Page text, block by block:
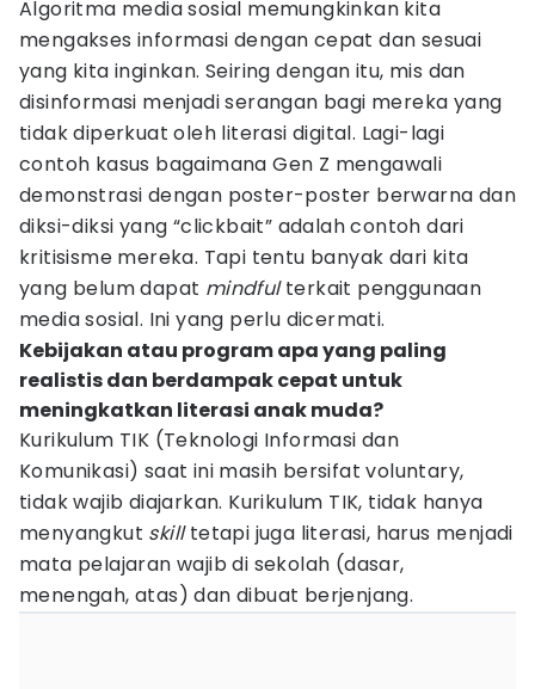
Algoritma media sosial memungkinkan kita
mengakses informasi dengan cepat dan sesuai
yang kita inginkan. Seiring dengan itu, mis dan
disinformasi menjadi serangan bagi mereka yang
tidak diperkuat oleh literasi digital. Lagi-lagi
contoh kasus bagaimana Gen Z mengawali
demonstrasi dengan poster-poster berwarna dan
diksi-diksi yang “clickbait” adalah contoh dari
kritisisme mereka. Tapi tentu banyak dari kita
yang belum dapat mindfulterkait penggunaan
media sosial. Ini yang perlu dicermati.
Kebijakan atau program apa yang paling
realistis dan berdampak cepat untuk
meningkatkan literasi anak muda?
Kurikulum TIK (Teknologi Informasi dan
Komunikasi) saat ini masih bersifat voluntary,
tidak wajib diajarkan. Kurikulum TIK, tidak hanya
menyangkut skilltetapi juga literasi, harus menjadi
mata pelajaran wajib di sekolah (dasar,
menengah, atas) dan dibuat berjenjang.